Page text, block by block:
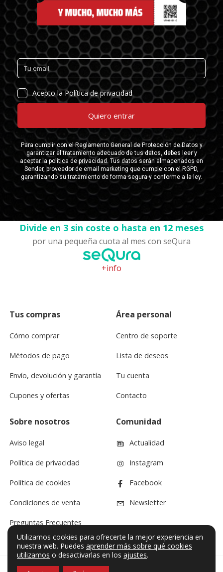
Divide en 3 sin coste o hasta en 12 meses
por una pequeña cuota al mes con seQura
+info
Tus compras
Cómo comprar
Métodos de pago
Envío, devolución y garantía
Cupones y ofertas
Área personal
Centro de soporte
Lista de deseos
Tu cuenta
Contacto
Sobre nosotros
Aviso legal
Política de privacidad
Política de cookies
Condiciones de venta
Preguntas Frecuentes
Comunidad
Actualidad
Instagram
Facebook
Newsletter
Utilizamos cookies para ofrecerte la mejor experiencia en
nuestra web. Puedes aprender más sobre qué cookies
utilizamos o desactivarlas en los ajustes.